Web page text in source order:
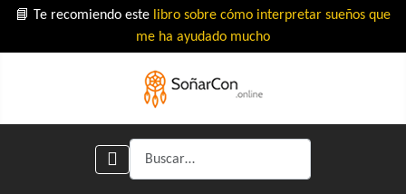
📘 Te recomiendo este libro sobre cómo interpretar sueños que
me ha ayudado mucho
Buscar